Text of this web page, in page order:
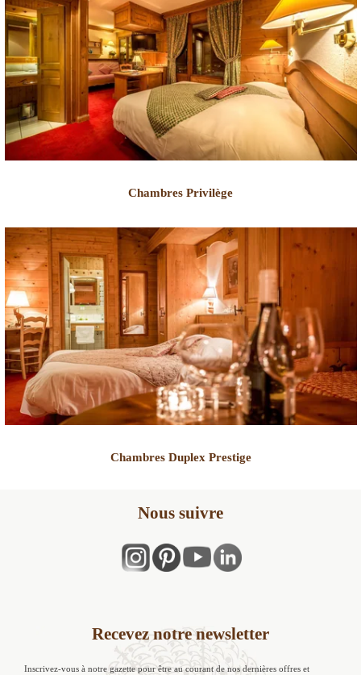
Chambres Privilège
Chambres Duplex Prestige
Nous suivre
Recevez notre newsletter
Inscrivez-vous à notre gazette pour être au courant de nos dernières offres et